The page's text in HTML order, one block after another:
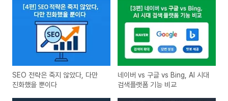
SEO 전략은 죽지 않았다, 다만
진화했을 뿐이다
네이버 vs 구글 vs Bing, AI 시대
검색플랫폼 기능 비교